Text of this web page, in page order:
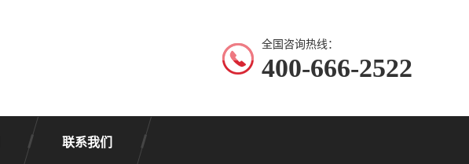
全国咨询热线：
400-666-2522
联系我们